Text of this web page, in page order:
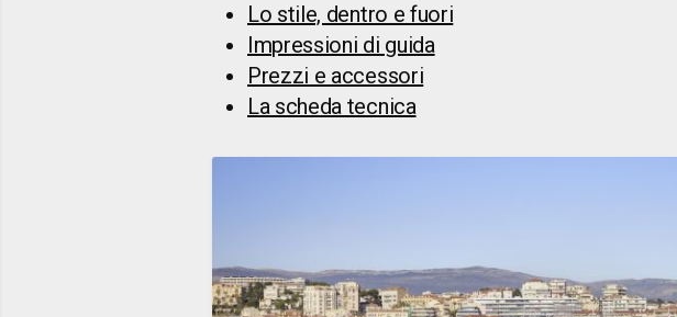
Lo stile, dentro e fuori
Impressioni di guida
Prezzi e accessori
La scheda tecnica